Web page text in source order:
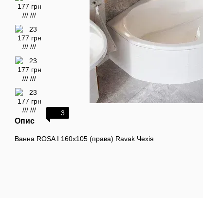
3
Опис
Ванна ROSA I 160х105 (права) Ravak Чехія